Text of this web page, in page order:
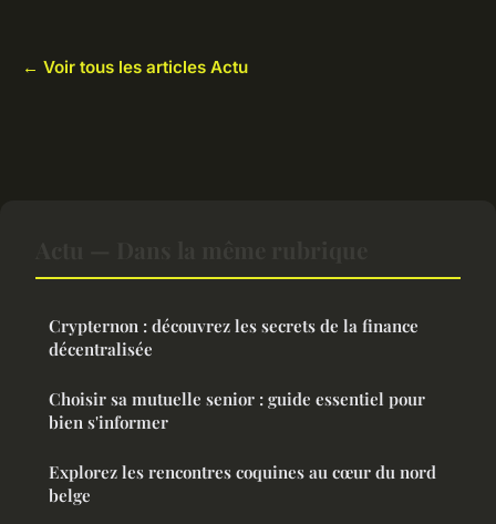
← Voir tous les articles Actu
Crypternon : découvrez les secrets de la finance
décentralisée
Choisir sa mutuelle senior : guide essentiel pour
bien s'informer
Explorez les rencontres coquines au cœur du nord
belge